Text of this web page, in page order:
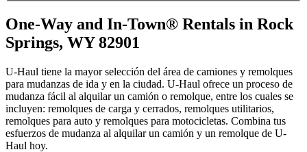
One-Way and In-Town® Rentals in Rock
Springs, WY 82901
U-Haul tiene la mayor selección del área de camiones y remolques
para mudanzas de ida y en la ciudad. U-Haul ofrece un proceso de
mudanza fácil al alquilar un camión o remolque, entre los cuales se
incluyen: remolques de carga y cerrados, remolques utilitarios,
remolques para auto y remolques para motocicletas. Combina tus
esfuerzos de mudanza al alquilar un camión y un remolque de U-
Haul hoy.